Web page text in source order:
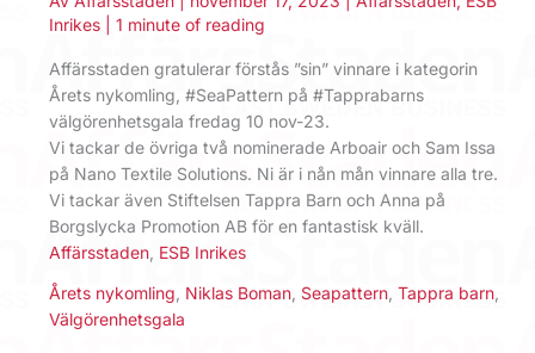
Inrikes
1 minute of reading
Affärsstaden gratulerar förstås ”sin” vinnare i kategorin
Årets nykomling, #SeaPattern på #Tapprabarns
välgörenhetsgala fredag 10 nov-23.
Vi tackar de övriga två nominerade Arboair och Sam Issa
på Nano Textile Solutions. Ni är i nån mån vinnare alla tre.
Vi tackar även Stiftelsen Tappra Barn och Anna på
Borgslycka Promotion AB för en fantastisk kväll.
Affärsstaden ESB Inrikes
Årets nykomling Niklas Boman Seapattern Tappra barn
Välgörenhetsgala